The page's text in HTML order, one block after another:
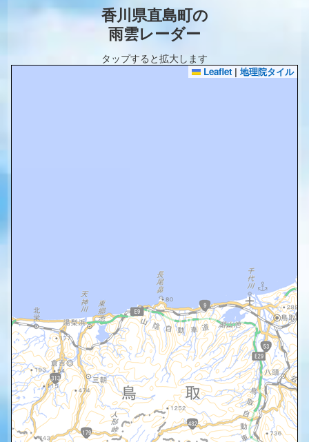
香川県直島町の
雨雲レーダー
タップすると拡大します
Leaflet | 地理院タイル